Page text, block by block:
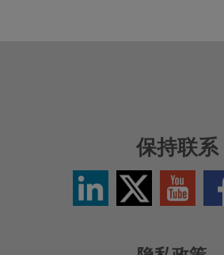
保持联系
LinkedInTwitter
Icon
YouTube